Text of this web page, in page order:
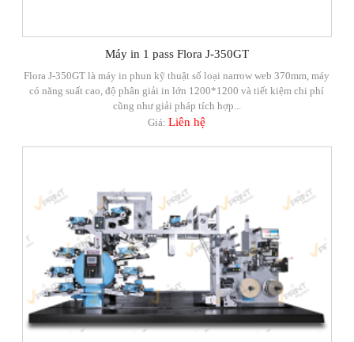
Máy in 1 pass Flora J-350GT
Flora J-350GT là máy in phun kỹ thuật số loại narrow web 370mm, máy
có năng suất cao, độ phân giải in lớn 1200*1200 và tiết kiệm chi phí
cũng như giải pháp tích hợp...
Giá:Liên hệ